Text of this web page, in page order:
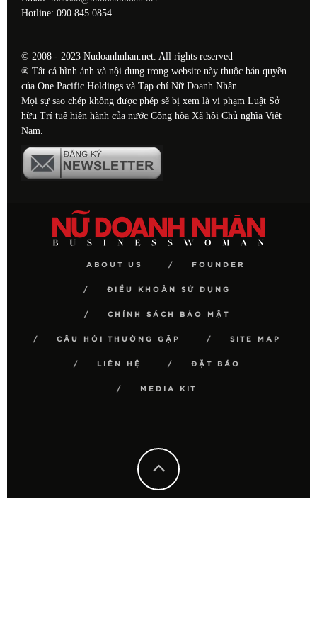
Hotline: 090 845 0854
© 2008 - 2023 Nudoanhnhan.net. All rights reserved
® Tất cả hình ảnh và nội dung trong website này thuộc bản quyền
của One Pacific Holdings và Tạp chí Nữ Doanh Nhân.
Mọi sự sao chép không được phép sẽ bị xem là vi phạm Luật Sở
hữu Trí tuệ hiện hành của nước Cộng hòa Xã hội Chủ nghĩa Việt
Nam.
ABOUT US FOUNDER
ĐIỀU KHOẢN SỬ DỤNG
CHÍNH SÁCH BẢO MẬT
CÂU HỎI THƯỜNG GẶP SITE MAP
LIÊN HỆ ĐẶT BÁO
MEDIA KIT